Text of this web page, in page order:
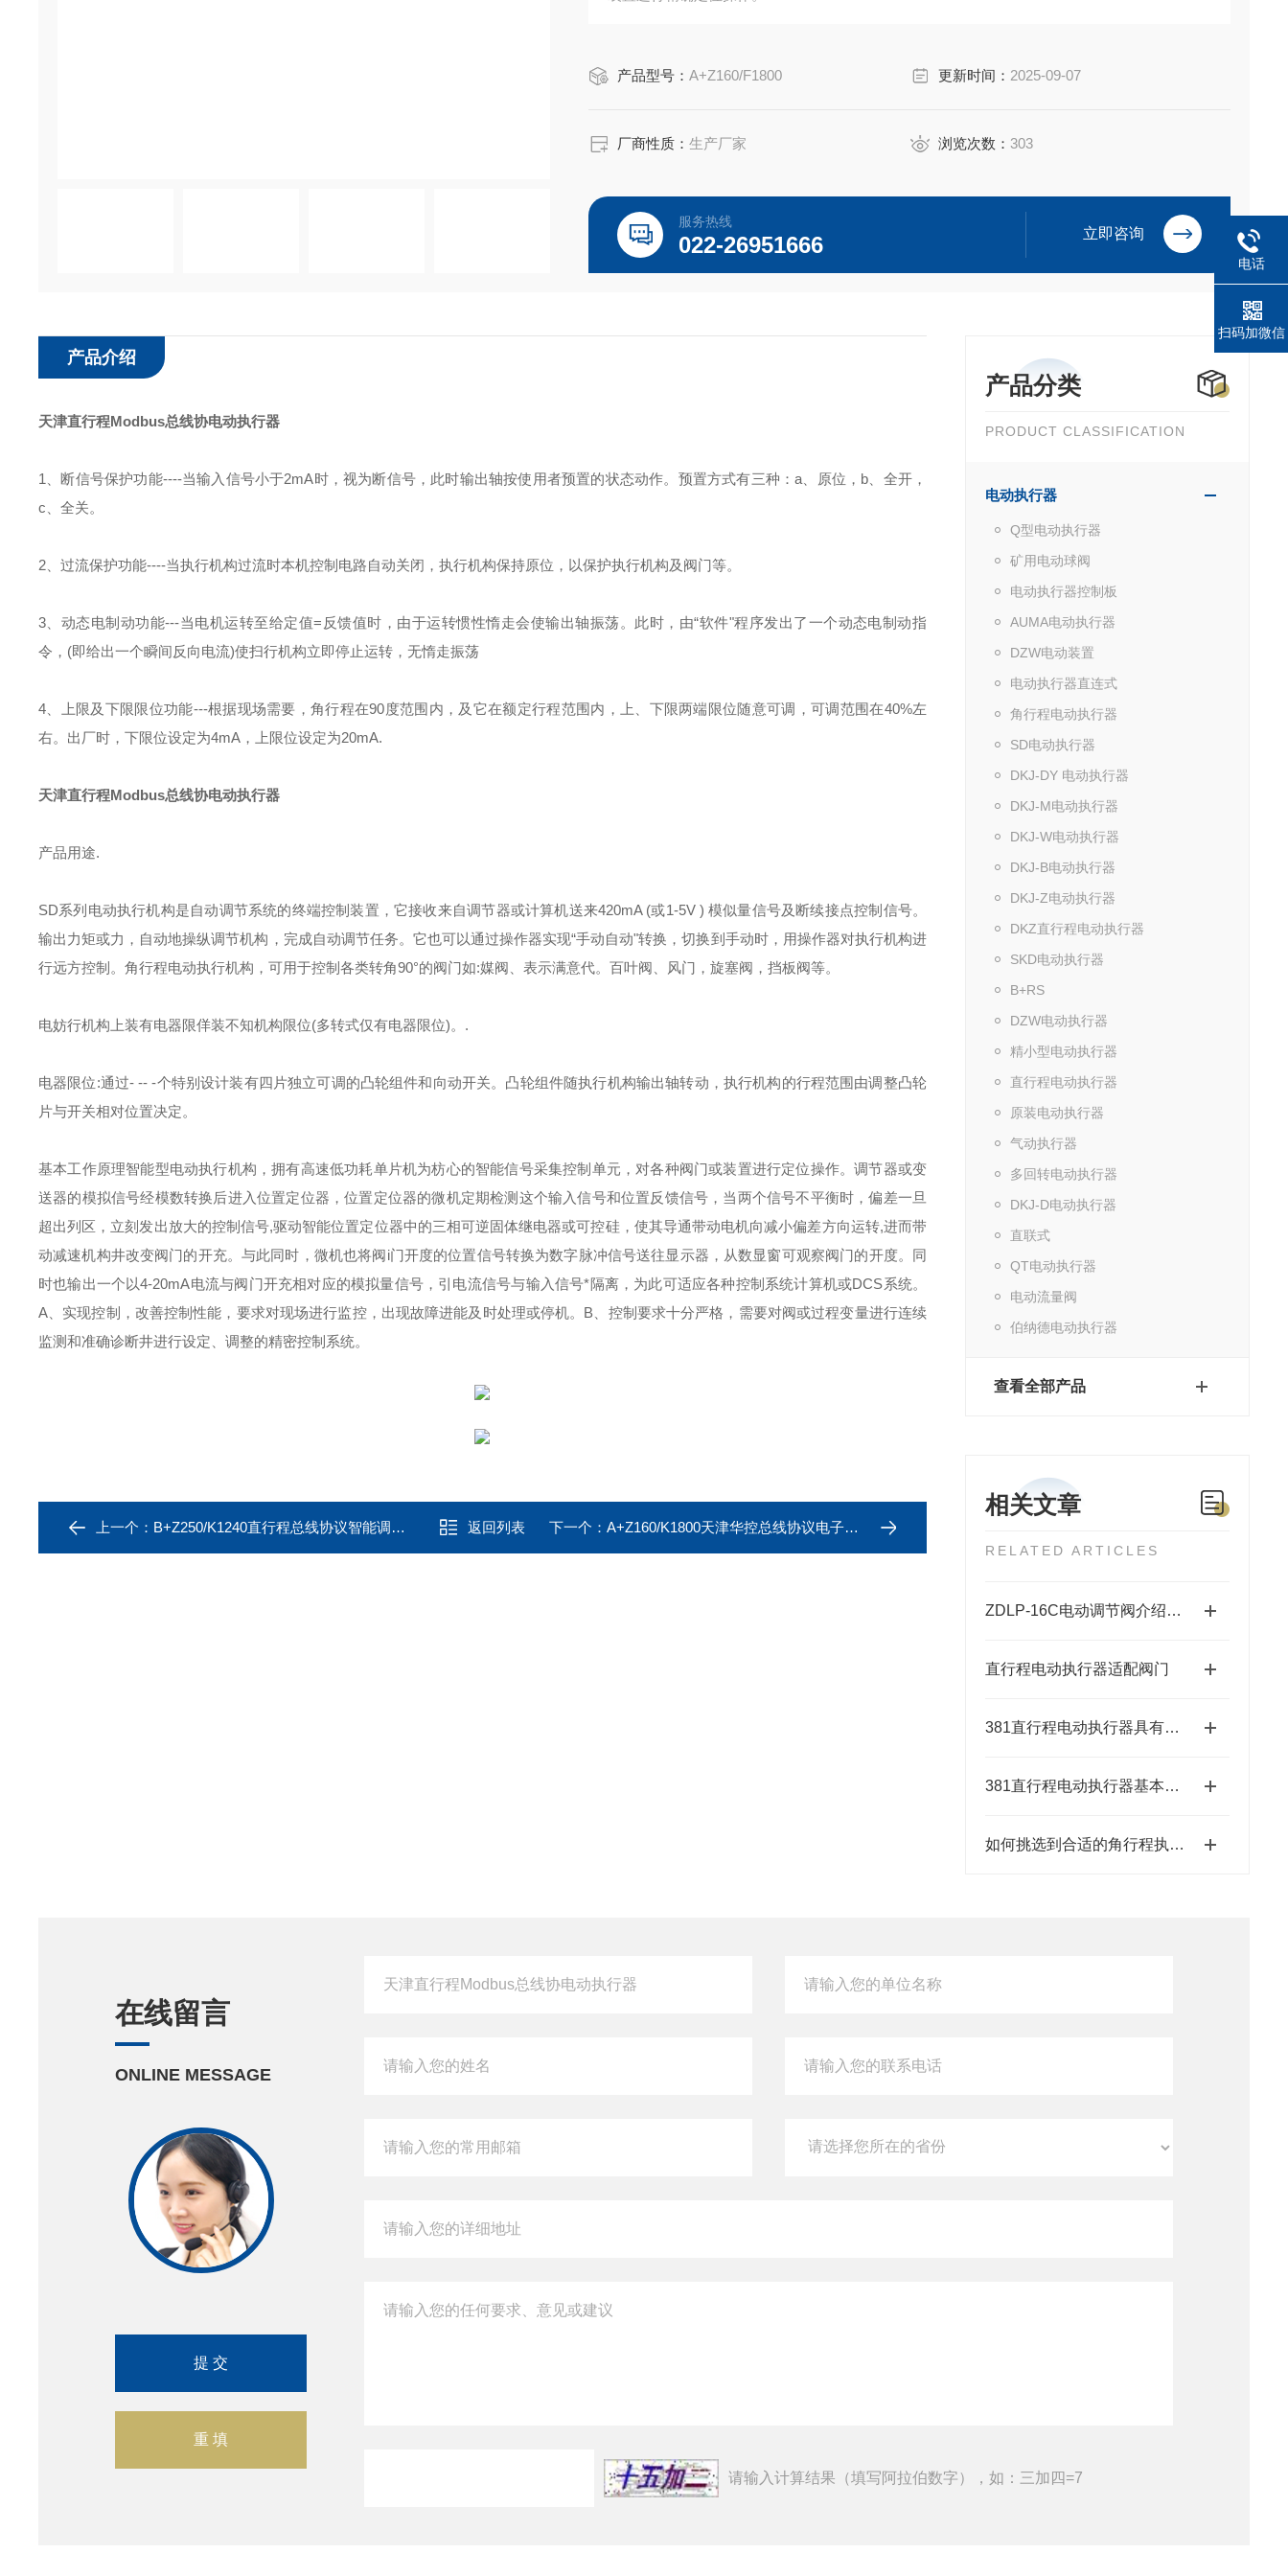
产品型号：A+Z160/F1800 更新时间： 2025-09-07
厂商性质：生产厂家 浏览次数：303
服务热线
022-26951666 立即咨询
产品分类
PRODUCT CLASSIFICATION
电动执行器
Q型电动执行器
矿用电动球阀
电动执行器控制板
AUMA电动执行器
DZW电动装置
电动执行器直连式
角行程电动执行器
SD电动执行器
DKJ-DY 电动执行器
DKJ-M电动执行器
DKJ-W电动执行器
DKJ-B电动执行器
DKJ-Z电动执行器
DKZ直行程电动执行器
SKD电动执行器
B+RS
DZW电动执行器
精小型电动执行器
直行程电动执行器
原装电动执行器
气动执行器
多回转电动执行器
DKJ-D电动执行器
直联式
QT电动执行器
电动流量阀
伯纳德电动执行器
查看全部产品
相关文章
RELATED ARTICLES
ZDLP-16C电动调节阀介绍及参数
直行程电动执行器适配阀门
381直行程电动执行器具有结构紧凑、响应速度快等特点
381直行程电动执行器基本特征有哪些呢？
如何挑选到合适的角行程执行器
产品介绍
天津直行程Modbus总线协电动执行器
1 、断信号保护功能----当输入信号小于2mA时，视为断信号，此时输出轴按使用者预置的状态动作。预置方式有三种：a 、原位， b 、全开，
c 、全关。
2 、过流保护功能----当执行机构过流时本机控制电路自动关闭，执行机构保持原位，以保护执行机构及阀门等。
3 、动态电制动功能---当电机运转至给定值= 反馈值时，由于运转惯性惰走会使输出轴振荡。此时，由“软件"程序发出了一个动态电制动指
令， (即给出一个瞬间反向电流)使扫行机构立即停止运转，无惰走振荡
4 、上限及下限限位功能---根据现场需要，角行程在90度范围内，及它在额定行程范围内，上、下限两端限位随意可调，可调范围在40%左
右。出厂时，下限位设定为4mA ，上限位设定为20mA.
天津直行程Modbus总线协电动执行器
产品用途.
SD系列电动执行机构是自动调节系统的终端控制装置，它接收来自调节器或计算机送来420mA (或1-5V ) 模似量信号及断续接点控制信号。
输出力矩或力，自动地操纵调节机构，完成自动调节任务。它也可以通过操作器实现“手动自动"转换，切换到手动时，用操作器对执行机构进
行远方控制。角行程电动执行机构，可用于控制各类转角90°的阀门如:媒阀、表示满意代。百叶阀、风门，旋塞阀，挡板阀等。
电妨行机构上装有电器限佯装不知机构限位(多转式仅有电器限位)。.
电器限位:通过- -- -个特别设计装有四片独立可调的凸轮组件和向动开关。凸轮组件随执行机构输出轴转动，执行机构的行程范围由调整凸轮
片与开关相对位置决定。
基本工作原理智能型电动执行机构，拥有高速低功耗单片机为枋心的智能信号采集控制单元，对各种阀门或装置进行定位操作。调节器或变
送器的模拟信号经模数转换后进入位置定位器，位置定位器的微机定期检测这个输入信号和位置反馈信号，当两个信号不平衡时，偏差一旦
超出列区，立刻发出放大的控制信号,驱动智能位置定位器中的三相可逆固体继电器或可控硅，使其导通带动电机向减小偏差方向运转,进而带
动减速机构井改变阀门的开充。与此同时，微机也将阀i门开度的位置信号转换为数字脉冲信号送往显示器，从数显窗可观察阀门的开度。同
时也输出一个以4-20mA电流与阀门开充相对应的模拟量信号，引电流信号与输入信号*隔离，为此可适应各种控制系统计算机或DCS系统。
A、实现控制，改善控制性能，要求对现场进行监控，出现故障进能及时处理或停机。 B、控制要求十分严格，需要对阀或过程变量进行连续
监测和准确诊断井进行设定、调整的精密控制系统。
上一个： B+Z250/K1240直行程总线协议智能调节执行机构 返回列表 下一个： A+Z160/K1800天津华控总线协议电子式电动执行器
在线留言
ONLINE MESSAGE
请输入计算结果（填写阿拉伯数字），如：三加四=7
电话
扫码加微信